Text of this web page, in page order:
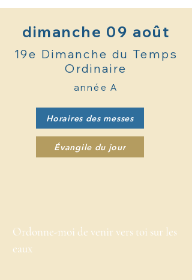
dimanche 09 août
19e Dimanche du Temps
Ordinaire
année A
Horaires des messes
Évangile du jour
Ordonne-moi de venir vers toi sur les
eaux